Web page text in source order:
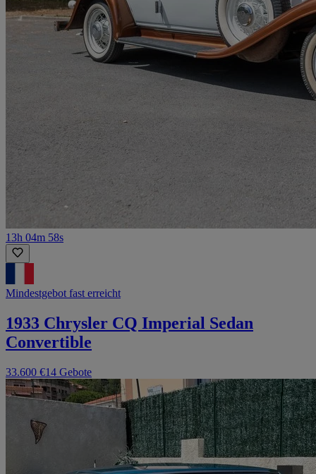
13h 04m 58s
Mindestgebot fast erreicht
1933 Chrysler CQ Imperial Sedan
Convertible
33.600 €14 Gebote